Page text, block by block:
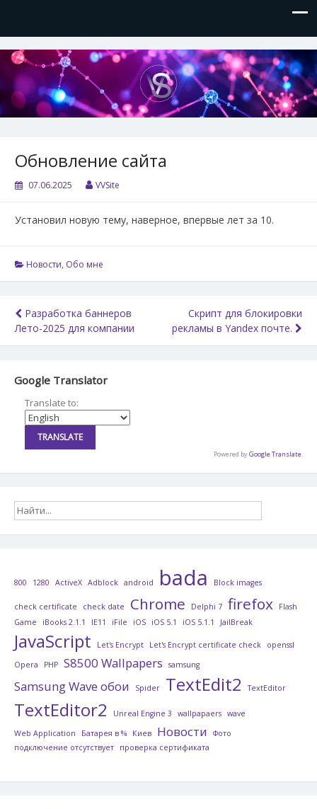
VVSite
Кое-что обо мне и о технологиях, которые я использую.
Обновление сайта
07.06.2025 VVSite
Установил новую тему, наверное, впервые лет за 10.
Новости, Обо мне
Навигация
по
Разработка баннеров
Лето-2025 для компании
Скрипт для блокировки
рекламы в Yandex почте.
Google Translator
Translate to:
Powered byGoogle Translate.
800 1280 ActiveX Adblock android bada Block images
check certificate check date Chrome Delphi 7 firefox
Flash
Game
iBooks 2.1.1 IE11 iFile iOS iOS 5.1 iOS 5.1.1 JailBreak
JavaScript Let's Encrypt Let's Encrypt certificate check
openssl
Opera
PHP S8500 Wallpapers samsung
Samsung Wave обои Spider TextEdit2 TextEditor
TextEditor2 Unreal Engine 3 wallpapaers wave
Web Application
Батарея в % Киев Новости
Фото
подключение отсутствует
проверка сертификата